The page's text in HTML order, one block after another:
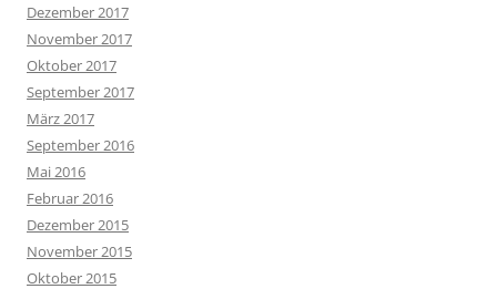
Dezember 2017
November 2017
Oktober 2017
September 2017
März 2017
September 2016
Mai 2016
Februar 2016
Dezember 2015
November 2015
Oktober 2015